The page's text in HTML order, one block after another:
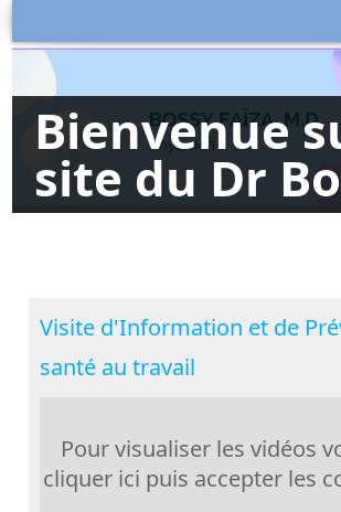
Bienvenue
site du Dr
Visite d'Information et de
santé au travail
Pour visualiser les vidéos
cliquer ici puis accepter les